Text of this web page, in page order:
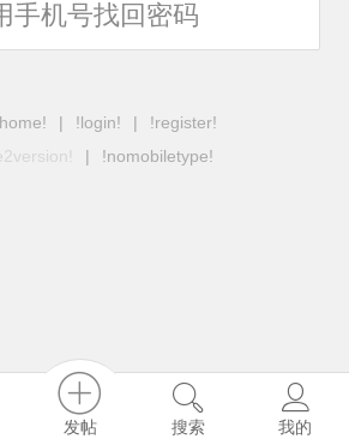
手机号找回密码
| !login! |
!register!
| !nomobiletype!
发帖 搜索 我的